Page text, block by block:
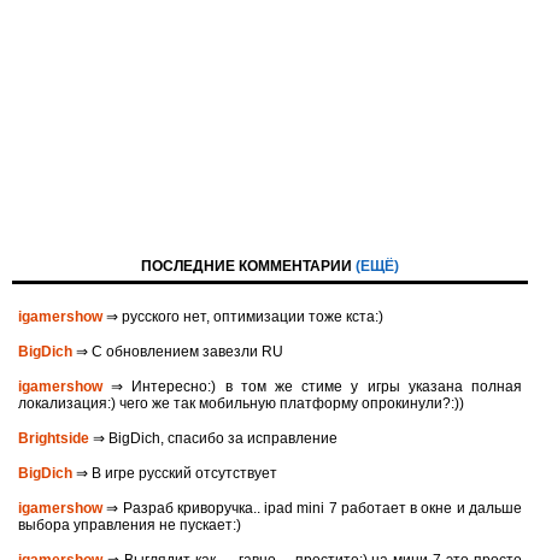
ПОСЛЕДНИЕ КОММЕНТАРИИ (ЕЩЁ)
igamershow⇒ русского нет, оптимизации тоже кста:)
BigDich ⇒ С обновлением завезли RU
igamershow⇒ Интересно:) в том же стиме у игры указана полная
локализация:) чего же так мобильную платформу опрокинули?:))
Brightside ⇒ BigDich, спасибо за исправление
BigDich ⇒ В игре русский отсутствует
igamershow⇒ Разраб криворучка.. ipad mini 7 работает в окне и дальше
выбора управления не пускает:)